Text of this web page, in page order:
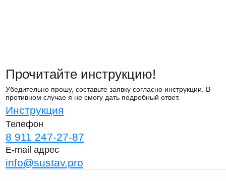
Прочитайте инструкцию!
Убедительно прошу, составьте заявку согласно инструкции. В
противном случае я не смогу дать подробный ответ.
Инструкция
Телефон
8 911 247-27-87
E-mail адрес
info@sustav.pro